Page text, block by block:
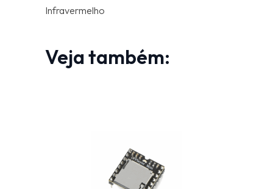
Infravermelho
Veja também: